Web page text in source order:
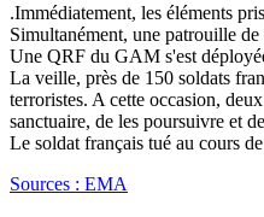
.Immédiatement, les éléments
Simultanément, une patrouille de
Une QRF du GAM s'est
La veille, près de 150 soldats
terroristes. A cette occasion,
sanctuaire, de les poursuivre et
Le soldat français tué au cours
Sources : EMA